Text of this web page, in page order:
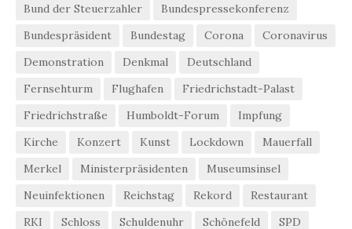
Bund der Steuerzahler
Bundespressekonferenz
Bundespräsident
Bundestag Corona
Coronavirus
Demonstration
Denkmal
Deutschland
Fernsehturm
Flughafen
Friedrichstadt-Palast
Friedrichstraße
Humboldt-Forum
Impfung
Kirche
Konzert Kunst Lockdown
Mauerfall
Merkel
Ministerpräsidenten
Museumsinsel
Neuinfektionen
Reichstag Rekord
Restaurant
RKI
Schloss Schuldenuhr Schönefeld SPD